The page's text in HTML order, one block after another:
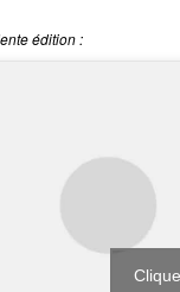
édition :